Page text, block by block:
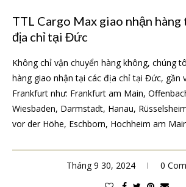
TTL Cargo Max giao nhận
địa chỉ tại Đức
Không chỉ vận chuyển hàng không, chúng
hàng giao nhận tại các địa chỉ tại Đức, gần
Frankfurt như: Frankfurt am Main,
Wiesbaden, Darmstadt, Hanau,
vor der Höhe, Eschborn, Hochheim am
Tháng 9 30, 2024 0